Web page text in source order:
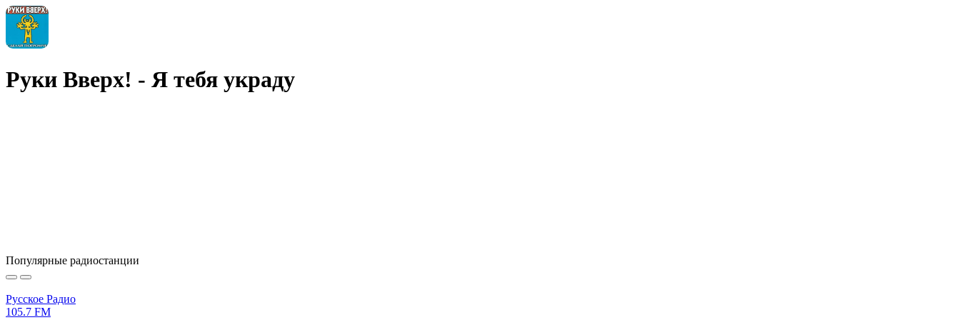
Руки Вверх! - Я тебя украду
Популярные радиостанции
Русское Радио
105.7 FM